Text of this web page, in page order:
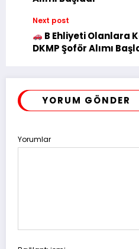
Next post
B Ehliyeti Olanlara
DKMP Şoför Alımı
YORUM GÖNDER
Yorumlar